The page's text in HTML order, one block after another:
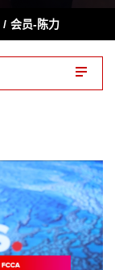
会员-陈力